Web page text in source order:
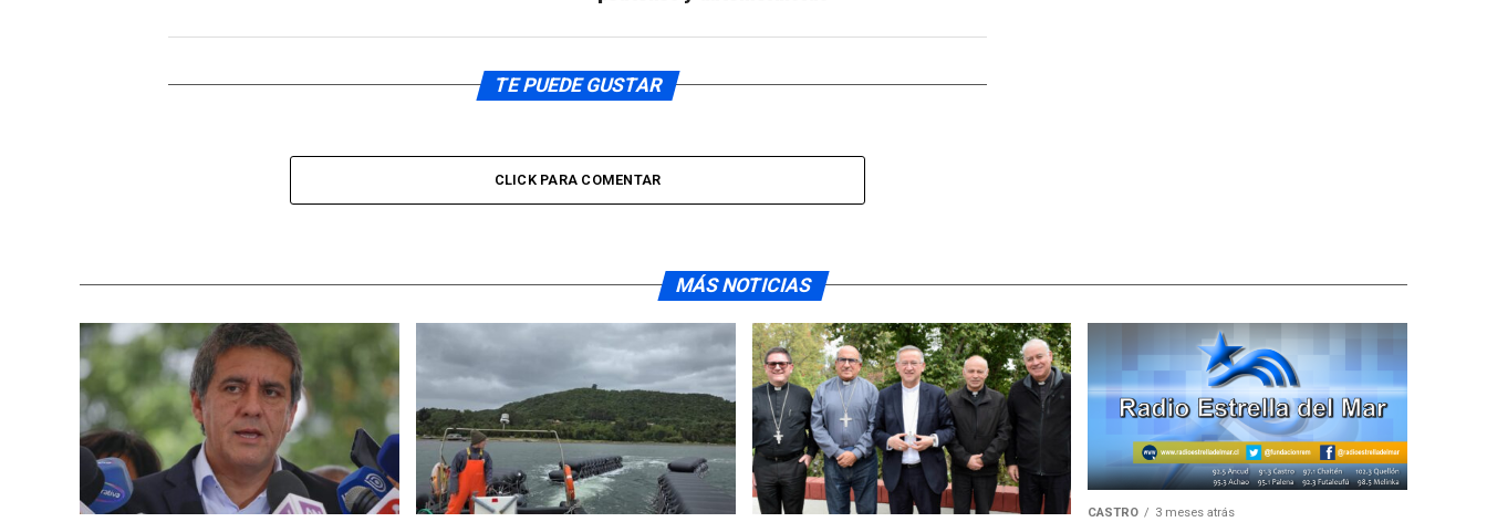
TE PUEDE GUSTAR
CLICK PARA COMENTAR
MÁS NOTICIAS
CASTRO 3 meses atrás